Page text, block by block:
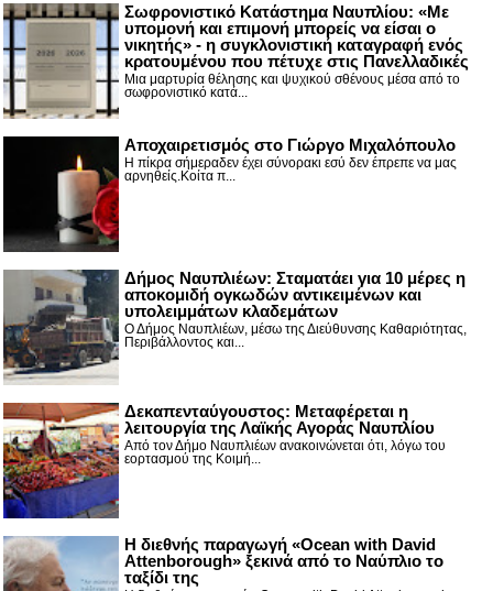
Σωφρονιστικό Κατάστημα Ναυπλίου: «Με
υπομονή και επιμονή μπορείς να είσαι ο
νικητής» - η συγκλονιστική καταγραφή ενός
κρατουμένου που πέτυχε στις Πανελλαδικές
Μια μαρτυρία θέλησης και ψυχικού σθένους μέσα από το
σωφρονιστικό κατά...
Αποχαιρετισμός στο Γιώργο Μιχαλόπουλο
Η πίκρα σήμεραδεν έχει σύνορακι εσύ δεν έπρεπε να μας
αρνηθείς.Κοίτα π...
Δήμος Ναυπλιέων: Σταματάει για 10 μέρες η
αποκομιδή ογκωδών αντικειμένων και
υπολειμμάτων κλαδεμάτων
Ο Δήμος Ναυπλιέων, μέσω της Διεύθυνσης Καθαριότητας,
Περιβάλλοντος και...
Δεκαπενταύγουστος: Μεταφέρεται η
λειτουργία της Λαϊκής Αγοράς Ναυπλίου
Από τον Δήμο Ναυπλιέων ανακοινώνεται ότι, λόγω του
εορτασμού της Κοιμή...
Η διεθνής παραγωγή «Ocean with David
Attenborough» ξεκινά από το Ναύπλιο το
ταξίδι της